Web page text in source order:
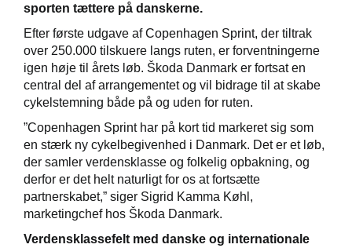
sporten tættere på danskerne.
Efter første udgave af Copenhagen Sprint, der tiltrak
over 250.000 tilskuere langs ruten, er forventningerne
igen høje til årets løb. Škoda Danmark er fortsat en
central del af arrangementet og vil bidrage til at skabe
cykelstemning både på og uden for ruten.
”Copenhagen Sprint har på kort tid markeret sig som
en stærk ny cykelbegivenhed i Danmark. Det er et løb,
der samler verdensklasse og folkelig opbakning, og
derfor er det helt naturligt for os at fortsætte
partnerskabet,” siger Sigrid Kamma Køhl,
marketingchef hos Škoda Danmark.
Verdensklassefelt med danske og internationale